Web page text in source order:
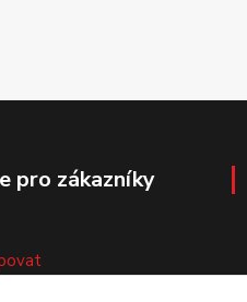
pro zákazníky